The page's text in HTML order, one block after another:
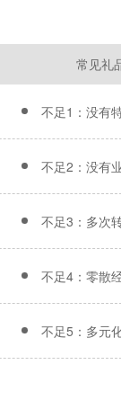
常见礼
不足1：没有
不足2：没有
不足3：多次
不足4：零散
不足5：多元